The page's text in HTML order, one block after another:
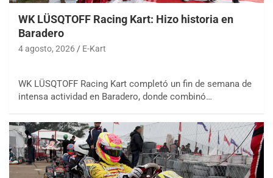
WK LÜSQTOFF Racing Kart: Hizo historia en
Baradero
4 agosto, 2026 E-Kart
WK LÜSQTOFF Racing Kart completó un fin de semana de
intensa actividad en Baradero, donde combinó…